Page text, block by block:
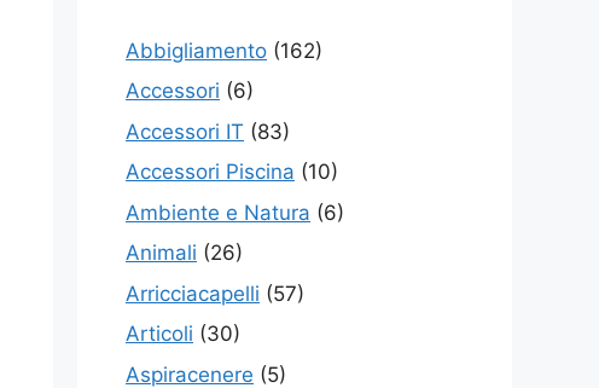
Abbigliamento (162)
Accessori (6)
Accessori IT (83)
Accessori Piscina (10)
Ambiente e Natura (6)
Animali (26)
Arricciacapelli (57)
Articoli (30)
Aspiracenere (5)